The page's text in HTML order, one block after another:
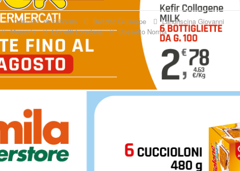
Comitato 10 Febbraio Beltotto Giuseppe
Landriscina Giovanni
Memoria Lionetti Loredana
Cossetto Norma